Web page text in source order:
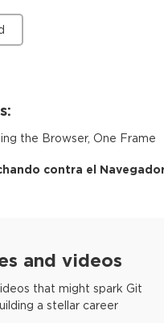
the Browser, One Frame
contra el
and videos
that might spark Git
a stellar career